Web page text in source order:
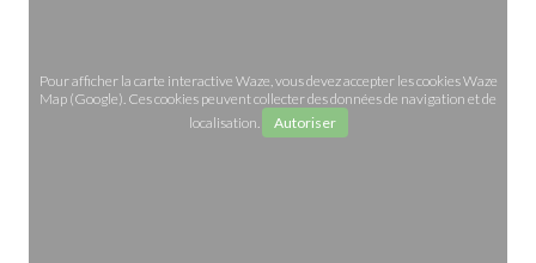
Pour afficher la carte interactive Waze, vous devez accepter les cookies Waze
Map (Google). Ces cookies peuvent collecter des données de navigation et de
localisation.
Autoriser